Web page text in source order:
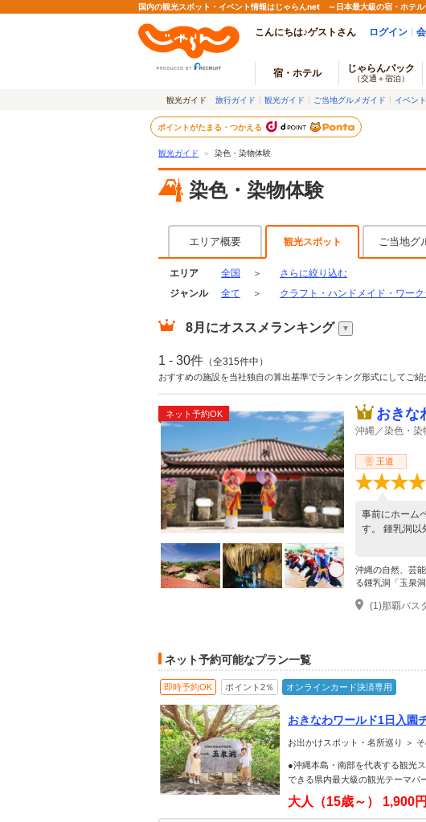
国内の観光スポット・イベント情報はじゃらんnet ～日本最大級の宿・ホテル
こんにちは♪ゲストさん ログイン
宿・ホテル じゃらんパック
（交通＋宿泊）
観光ガイド 旅行ガイド 観光ガイド ご当地グルメガイド イベン
ポイントがたまる・つかえる
観光ガイド ＞ 染色・染物体験
染色・染物体験
エリア概要 観光スポット ご当地グ
エリア 全国 ＞
さらに絞り込む
ジャンル
全て ＞ クラフト・ハンドメイド・ワー
8月 にオススメランキング
1 - 30件 （全315件中）
おすすめの施設を当社独自の算出基準でランキング形式にしてご紹
ネット予約OK おきな
沖縄／染色・染
王道
事前にホーム
す。 鍾乳洞以
沖縄の自然、芸
る鍾乳洞「玉泉
ネット予約可能なプラン一覧
即時予約OK ポイント2％ オンラインカード決済専用
おきなわワールド1日入園
お出かけスポット・名所巡り ＞
●沖縄本島・南部を代表する観光
できる県内最大級の観光テーマパ
大人（15歳～） 1,900